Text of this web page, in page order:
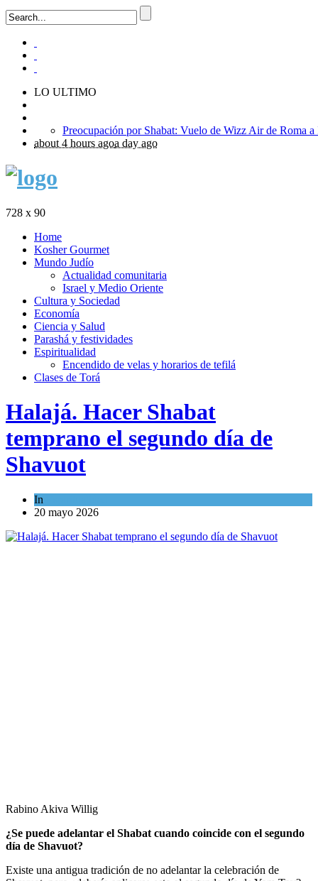
LO ULTIMO
about 4 hours agoa day ago
728 x 90
Home
Kosher Gourmet
Mundo Judío
Actualidad comunitaria
Israel y Medio Oriente
Cultura y Sociedad
Economía
Ciencia y Salud
Parashá y festividades
Espiritualidad
Encendido de velas y horarios de tefilá
Clases de Torá
Halajá. Hacer Shabat
temprano el segundo día de
Shavuot
In
20 mayo 2026
Rabino Akiva Willig
¿Se puede adelantar el Shabat cuando coincide con el segundo
día de Shavuot?
Existe una antigua tradición de no adelantar la celebración de